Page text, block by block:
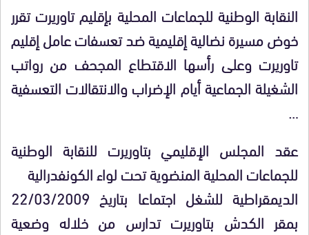
النقابة الوطنية للجماعات المحلية بإقليم تاوريرت تقرر
خوض مسيرة نضالية إقليمية ضد تعسفات عامل إقليم
تاوريرت وعلى رأسها الاقتطاع المجحف من رواتب
الشغيلة الجماعية أيام الإضراب والانتقالات التعسفية
…
عقد المجلس الإقليمي بتاوريرت للنقابة الوطنية
للجماعات المحلية المنضوية تحت لواء الكونفدرالية
الديمقراطية للشغل اجتماعا بتاريخ 22/03/2009
بمقر الكدش بتاوريرت تدارس من خلاله وضعية